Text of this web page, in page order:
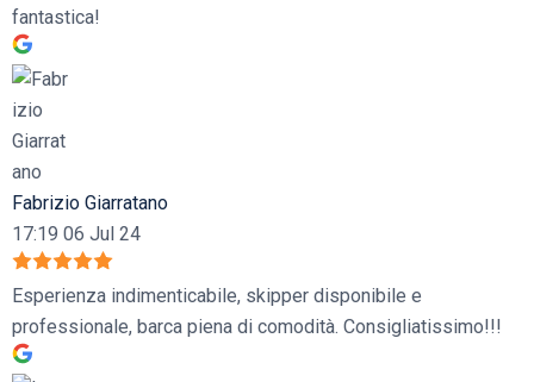
fantastica!
Fabrizio Giarratano
17:19 06 Jul 24
Esperienza indimenticabile, skipper disponibile e
professionale, barca piena di comodità. Consigliatissimo!!!